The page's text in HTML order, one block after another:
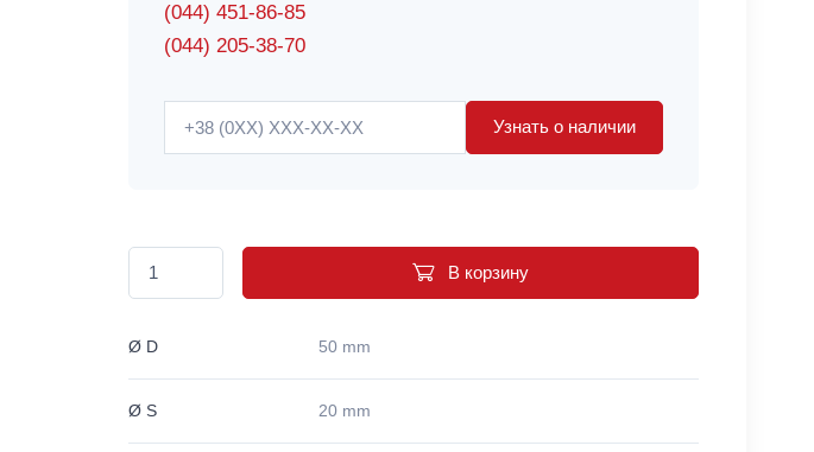
(044) 451-86-85
(044) 205-38-70
Узнать о наличии
В корзину
Ø D 50 mm
Ø S 20 mm